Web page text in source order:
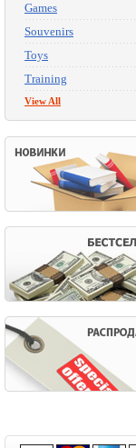
Games
Souvenirs
Toys
Training
View All